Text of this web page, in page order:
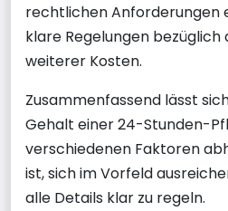
rechtlichen Anforderungen
klare Regelungen bezüglich
weiterer Kosten.
Zusammenfassend lässt
Gehalt einer 24-Stunden-
verschiedenen Faktoren
ist, sich im Vorfeld
alle Details klar zu regeln.